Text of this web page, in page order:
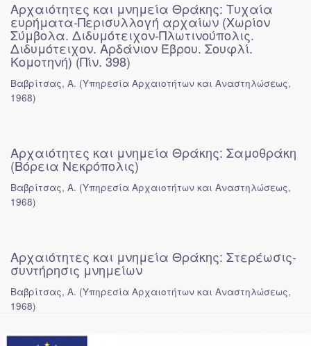
Αρχαιότητες και μνημεία Θράκης: Τυχαία
ευρήματα-Περισυλλογή αρχαίων (Χωρίον
Σύμβολα. Διδυμότειχον-Πλωτινούπολις.
Διδυμότειχον. Αρδάνιον Έβρου. Σουφλί.
Κομοτηνή) (Πίν. 398)
Βαβρίτσας, Α. (Υπηρεσία Αρχαιοτήτων και Αναστηλώσεως,
1968)
Αρχαιότητες και μνημεία Θράκης: Σαμοθράκη
(Βόρεια Νεκρόπολις)
Βαβρίτσας, Α. (Υπηρεσία Αρχαιοτήτων και Αναστηλώσεως,
1968)
Αρχαιότητες και μνημεία Θράκης: Στερέωσις-
συντήρησις μνημείων
Βαβρίτσας, Α. (Υπηρεσία Αρχαιοτήτων και Αναστηλώσεως,
1968)